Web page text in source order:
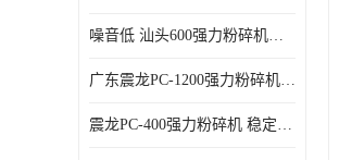
噪音低 汕头600强力粉碎机直供
广东震龙PC-1200强力粉碎机 物超所值
震龙PC-400强力粉碎机 稳定性好